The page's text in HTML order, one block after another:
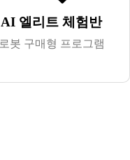
AI 엘리트 체험반
로봇 구매형 프로그램